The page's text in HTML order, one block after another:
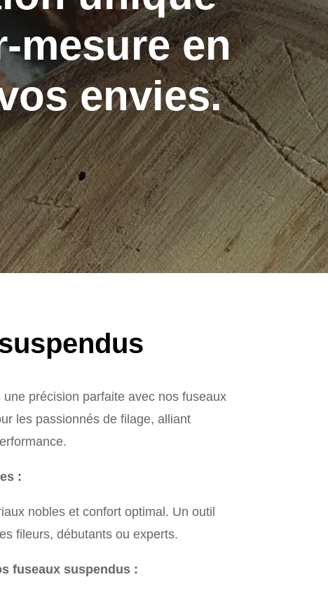
mesure en
envies.
précision parfaite avec nos fuseaux
les passionnés de filage, alliant
:
nobles et confort optimal. Un outil
fileurs, débutants ou experts.
fuseaux suspendus :